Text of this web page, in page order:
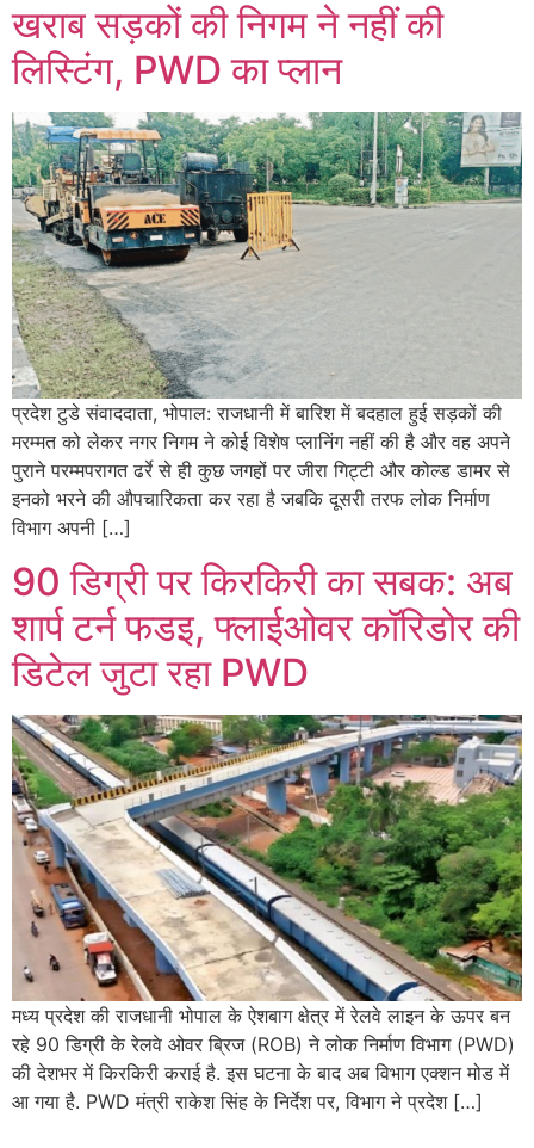
खराब सड़कों की निगम ने नहीं की
लिस्टिंग, PWD का प्लान
प्रदेश टुडे संवाददाता, भोपाल: राजधानी में बारिश में बदहाल हुई सड़कों की
मरम्मत को लेकर नगर निगम ने कोई विशेष प्लानिंग नहीं की है और वह अपने
पुराने परम्मपरागत ढर्रे से ही कुछ जगहों पर जीरा गिट्टी और कोल्ड डामर से
इनको भरने की औपचारिकता कर रहा है जबकि दूसरी तरफ लोक निर्माण
विभाग अपनी […]
90 डिग्री पर किरकिरी का सबक: अब
शार्प टर्न फडइ, फ्लाईओवर कॉरिडोर की
डिटेल जुटा रहा PWD
मध्य प्रदेश की राजधानी भोपाल के ऐशबाग क्षेत्र में रेलवे लाइन के ऊपर बन
रहे 90 डिग्री के रेलवे ओवर ब्रिज (ROB) ने लोक निर्माण विभाग (PWD)
की देशभर में किरकिरी कराई है. इस घटना के बाद अब विभाग एक्शन मोड में
आ गया है. PWD मंत्री राकेश सिंह के निर्देश पर, विभाग ने प्रदेश […]